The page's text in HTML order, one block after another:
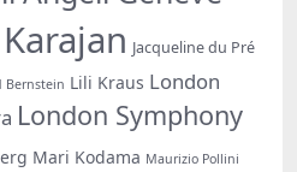
Jacqueline du Pré
Bernstein Lili Kraus London
London Symphony
Mari Kodama Maurizio Pollini